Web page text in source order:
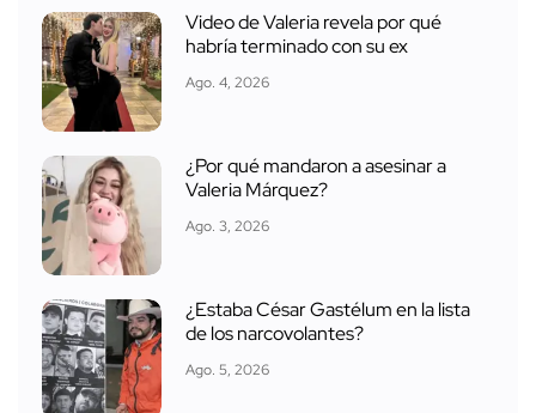
Video de Valeria revela por qué
habría terminado con su ex
Ago. 4, 2026
¿Por qué mandaron a asesinar a
Valeria Márquez?
Ago. 3, 2026
¿Estaba César Gastélum en la lista
de los narcovolantes?
Ago. 5, 2026